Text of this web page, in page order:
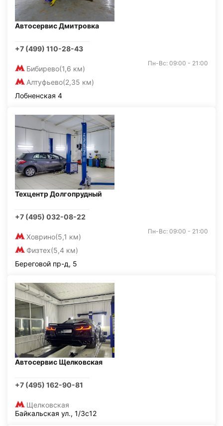
Автосервис Дмитровка
+7 (499) 110-28-43
Бибирево(1,6 км)
Алтуфьево(2,35 км)
Пн-Вс: 09:00 - 21:00
Лобненская 4
Техцентр Долгопрудный
+7 (495) 032-08-22
Ховрино(5,1 км)
Физтех(5,4 км)
Пн-Вс: 09:00 - 21:00
Береговой пр-д, 5
Автосервис Щелковская
+7 (495) 162-90-81
Щелковская
Байкальская ул., 1/3с12